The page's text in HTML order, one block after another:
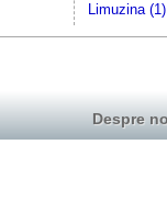
Limuzina (1)
Despre